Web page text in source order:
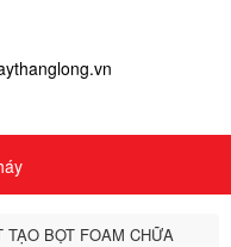
TẠO BỌT FOAM CHỮA